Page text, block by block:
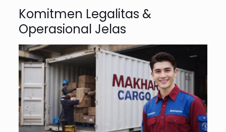
Komitmen Legalitas &
Operasional Jelas